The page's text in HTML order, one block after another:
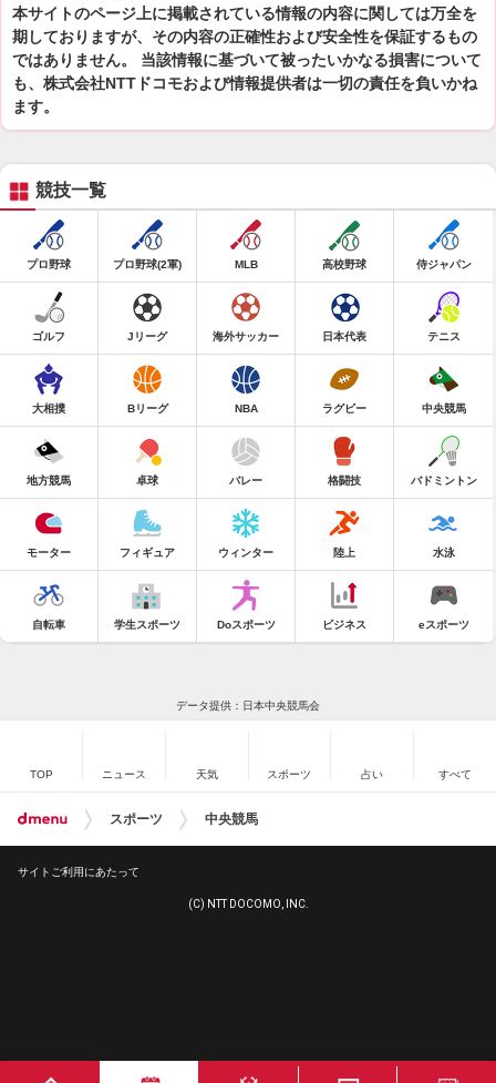
本サイトのページ上に掲載されている情報の内容に関しては万全を
期しておりますが、その内容の正確性および安全性を保証するもの
ではありません。 当該情報に基づいて被ったいかなる損害について
も、株式会社NTTドコモおよび情報提供者は一切の責任を負いかね
ます。
競技一覧
プロ野球 プロ野球(2軍) MLB 高校野球 侍ジャパン
ゴルフ Jリーグ 海外サッカー 日本代表 テニス
大相撲 Bリーグ NBA ラグビー 中央競馬
地方競馬 卓球 バレー 格闘技 バドミントン
モーター フィギュア ウィンター 陸上 水泳
自転車 学生スポーツ Doスポーツ ビジネス eスポーツ
データ提供：日本中央競馬会
TOP ニュース 天気 スポーツ 占い すべて
スポーツ 中央競馬
サイトご利用にあたって
(C) NTT DOCOMO, INC.